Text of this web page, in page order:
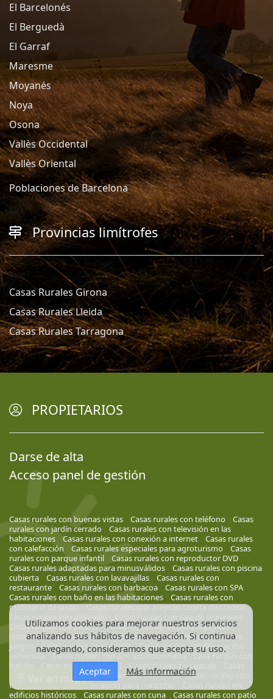
Ver en mapa
El Barcelonés
El Berguedà
El Garraf
Maresme
Moyanés
Noya
Osona
Vallès Occidental
Vallès Oriental
Poblaciones de Barcelona
Provincias limítrofes
Casas Rurales Girona
Casas Rurales Lleida
Casas Rurales Tarragona
PROPIETARIOS
Darse de alta
Acceso panel de gestión
Casas rurales con buenas vistas Casas rurales con teléfono
Casas
rurales con jardín cerrado
Casas rurales con televisión en las
habitaciones
Casas rurales con conexión a internet
Casas rurales
con calefacción
Casas rurales especiales para agroturismo
Casas
rurales con parque infantil
Casas rurales con reproductor DVD
Casas rurales adaptadas para minusválidos
Casas rurales con piscina
cubierta
Casas rurales con lavavajillas
Casas rurales con
restaurante
Casas rurales con barbacoa
Casas rurales con SPA
Casas rurales con baño en las habitaciones
Casas rurales con
mobiliario de jardín
Casas rurales que aceptan tarjeta de crédito
Casas rurales con Jacuzzi
Casas rurales aptas para mascotas
(consultar)
Casas rurales con piscina
Casas rurales con sala de
Casas rurales con terraza
Casas rurales con decoración
Casas rurales con aire acondicionado
balcón
Casas rurales con WIFI Casas rurales con garaje
rurales con jardín
Casas rurales con chimenea
Casas rurales con
televisión
Casas rurales aptas para mascotas
edificios históricos
Casas rurales con cuna Casas rurales con patio
Utilizamos cookies para mejorar nuestros servicios
analizando sus hábitos de navegación. Si continua
navegando, consideramos que acepta su uso.
Aceptar
Más información